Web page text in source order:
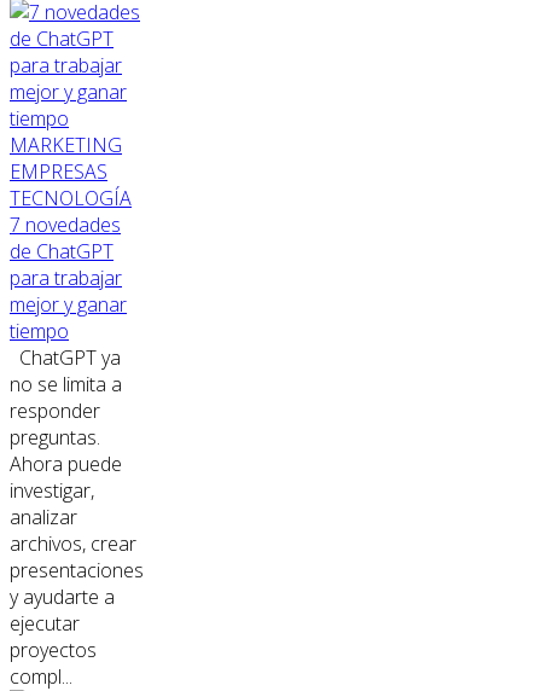
MARKETING
EMPRESAS
TECNOLOGÍA
7 novedades
de ChatGPT
para trabajar
mejor y ganar
tiempo
ChatGPT ya
no se limita a
responder
preguntas.
Ahora puede
investigar,
analizar
archivos, crear
presentaciones
y ayudarte a
ejecutar
proyectos
compl...